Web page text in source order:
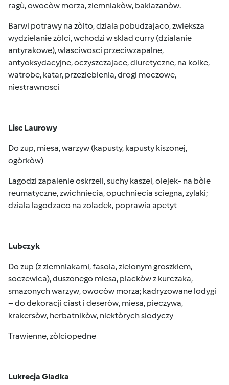
ragù, owocòw morza, ziemniakòw, baklazanòw.
Barwi potrawy na zòlto, dziala pobudzajaco, zwieksza
wydzielanie zòlci, wchodzi w sklad curry (dzialanie
antyrakowe), wlasciwosci przeciwzapalne,
antyoksydacyjne, oczyszczajace, diuretyczne, na kolke,
watrobe, katar, przeziebienia, drogi moczowe,
niestrawnosci
Lisc Laurowy
Do zup, miesa, warzyw (kapusty, kapusty kiszonej,
ogòrkòw)
Lagodzi zapalenie oskrzeli, suchy kaszel, olejek- na bòle
reumatyczne, zwichniecia, opuchniecia sciegna, zylaki;
dziala lagodzaco na zoladek, poprawia apetyt
Lubczyk
Do zup (z ziemniakami, fasola, zielonym groszkiem,
soczewica), duszonego miesa, plackòw z kurczaka,
smazonych warzyw, owocòw morza; kadryzowane lodygi
– do dekoracji ciast i deseròw, miesa, pieczywa,
krakersòw, herbatnikòw, niektòrych slodyczy
Trawienne, zòlciopedne
Lukrecja Gladka